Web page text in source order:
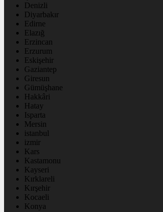
Denizli
Diyarbakır
Edirne
Elazığ
Erzincan
Erzurum
Eskişehir
Gaziantep
Giresun
Gümüşhane
Hakkâri
Hatay
Isparta
Mersin
istanbul
izmir
Kars
Kastamonu
Kayseri
Kırklareli
Kırşehir
Kocaeli
Konya